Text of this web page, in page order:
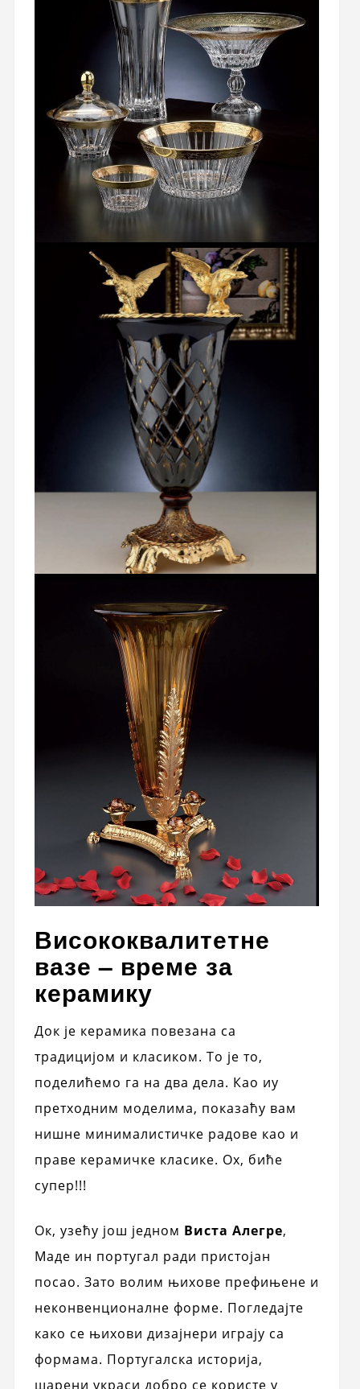
Висококвалитетне
вазе – време за
керамику
Док је керамика повезана са
традицијом и класиком. То је то,
поделићемо га на два дела. Као иу
претходним моделима, показаћу вам
нишне минималистичке радове као и
праве керамичке класике. Ох, биће
супер!!!
Ок, узећу још једном Виста Алегре,
Маде ин португал ради пристојан
посао. Зато волим њихове префињене и
неконвенционалне форме. Погледајте
како се њихови дизајнери играју са
формама. Португалска историја,
шарени украси добро се користе у